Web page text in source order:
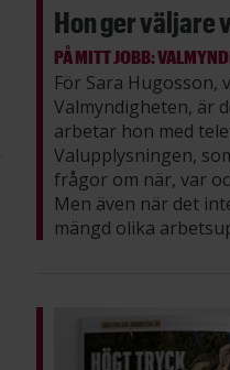
Hon ger väljare
PÅ MITT JOBB:
För Sara Hugosson,
Valmyndigheten, är
arbetar hon med
Valupplysningen,
frågor om när, var
Men även när det
mängd olika